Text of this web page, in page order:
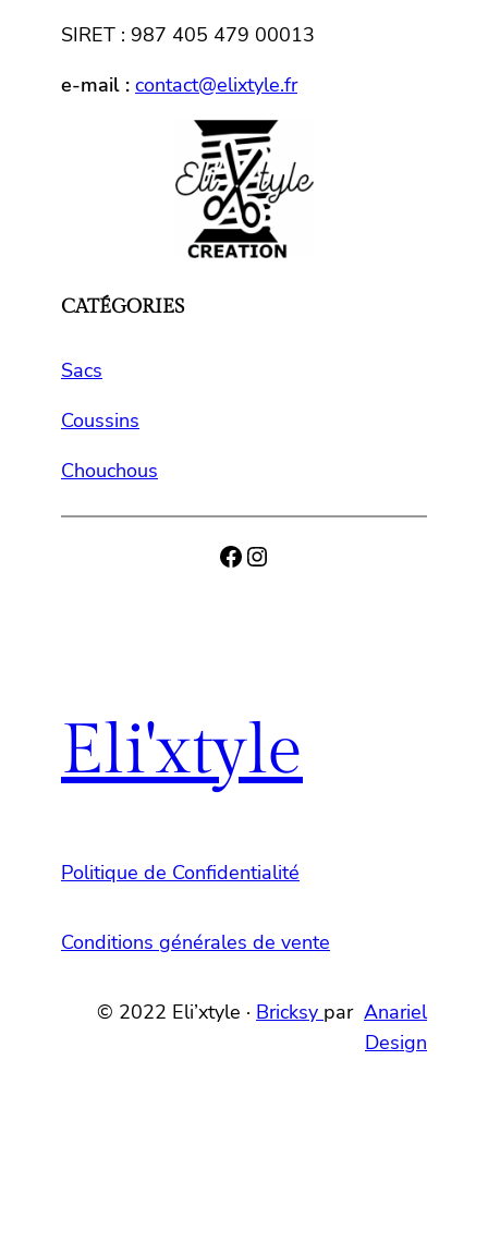
SIRET : 987 405 479 00013
e-mail : contact@elixtyle.fr
CATÉGORIES
Sacs
Coussins
Chouchous
Facebook
Instagram
Eli'xtyle
Politique de Confidentialité
Conditions générales de vente
© 2022 Eli’xtyle · Bricksy par Anariel
Design